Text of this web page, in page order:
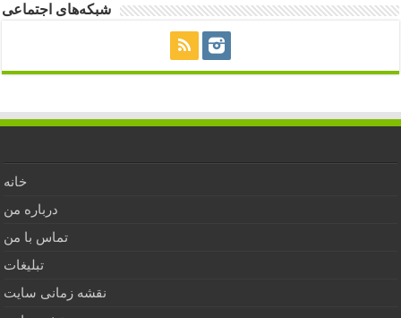
شبکه‌های اجتماعی
خانه
درباره من
تماس با من
تبلیغات
نقشه زمانی سایت